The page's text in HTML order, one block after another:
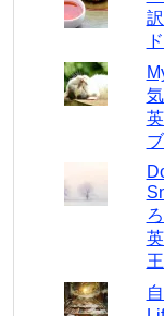
王